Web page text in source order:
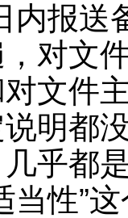
内报送
对文
文件
明都
乎都
当性”